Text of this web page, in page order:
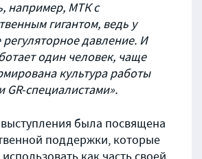
например, МТК с
гигантом, ведь у
регуляторное давление. И
один человек, чаще
культура работы
GR-специалистами».
была посвящена
поддержки, которые